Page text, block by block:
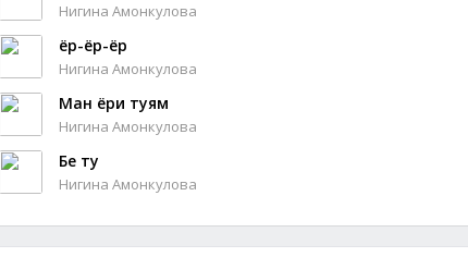
Нигина Амонкулова
ёр-ёр-ёр
Нигина Амонкулова
Ман ёри туям
Нигина Амонкулова
Бе ту
Нигина Амонкулова